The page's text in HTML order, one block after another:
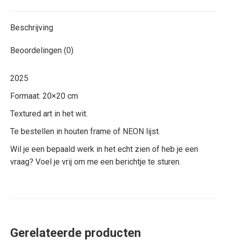
Beschrijving
Beoordelingen (0)
2025
Formaat: 20×20 cm
Textured art in het wit.
Te bestellen in houten frame of NEON lijst.
Wil je een bepaald werk in het echt zien of heb je een
vraag? Voel je vrij om me een berichtje te sturen.
Gerelateerde producten